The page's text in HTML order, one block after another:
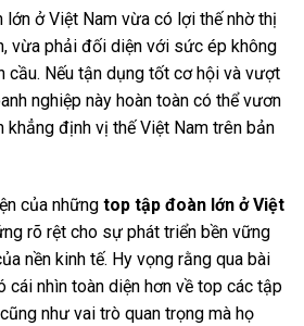
ở Việt Nam vừa có lợi thế nhờ thị
vừa phải đối diện với sức ép không
cầu. Nếu tận dụng tốt cơ hội và vượt
nghiệp này hoàn toàn có thể vươn
khẳng định vị thế Việt Nam trên bản
của những top tập đoàn lớn ở Việt
rõ rệt cho sự phát triển bền vững
nền kinh tế. Hy vọng rằng qua bài
cái nhìn toàn diện hơn về top các tập
như vai trò quan trọng mà họ